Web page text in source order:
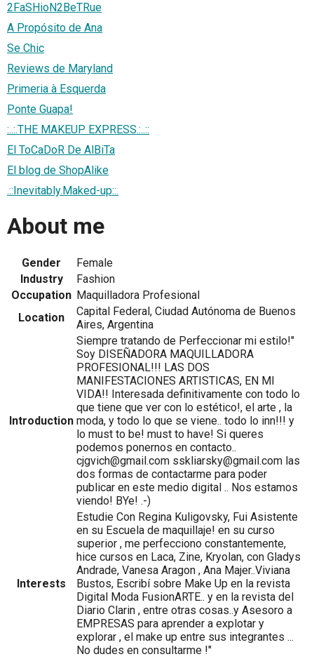
2FaSHioN2BeTRue
A Propósito de Ana
Se Chic
Reviews de Maryland
Primeria à Esquerda
Ponte Guapa!
:..:.THE MAKEUP EXPRESS.:..::
El ToCaDoR De AlBiTa
El blog de ShopAlike
.::Inevitably.Maked-up::.
About me
Gender
Female
Industry
Fashion
Occupation Maquilladora Profesional
Location
Capital Federal, Ciudad Autónoma de Buenos
Aires, Argentina
Introduction
Siempre tratando de Perfeccionar mi estilo!"
Soy DISEÑADORA MAQUILLADORA
PROFESIONAL!!! LAS DOS
MANIFESTACIONES ARTISTICAS, EN MI
VIDA!! Interesada definitivamente con todo lo
que tiene que ver con lo estético!, el arte , la
moda, y todo lo que se viene.. todo lo inn!!! y
lo must to be! must to have! Si queres
podemos ponernos en contacto..
cjgvich@gmail.com sskliarsky@gmail.com las
dos formas de contactarme para poder
publicar en este medio digital .. Nos estamos
viendo! BYe! .-)
Interests
Estudie Con Regina Kuligovsky, Fui Asistente
en su Escuela de maquillaje! en su curso
superior , me perfecciono constantemente,
hice cursos en Laca, Zine, Kryolan, con Gladys
Andrade, Vanesa Aragon , Ana Majer..Viviana
Bustos, Escribí sobre Make Up en la revista
Digital Moda FusionARTE.. y en la revista del
Diario Clarin , entre otras cosas..y Asesoro a
EMPRESAS para aprender a explotar y
explorar , el make up entre sus integrantes ...
No dudes en consultarme !"